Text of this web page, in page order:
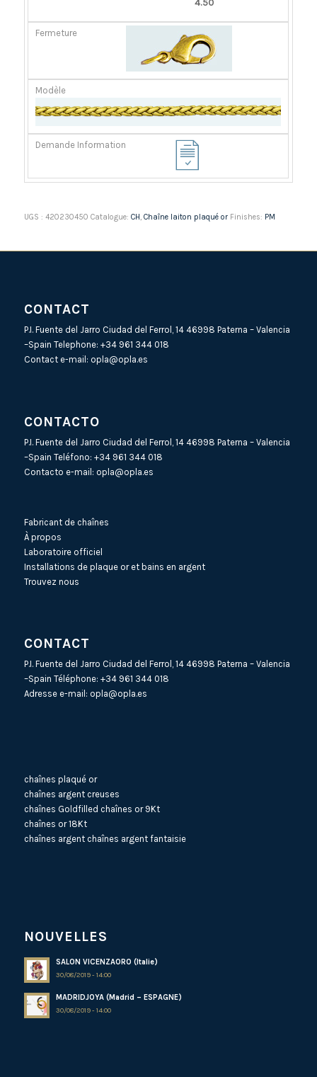
4.50
UGS : 420230450 Catalogue: CH Chaîne laiton plaqué or Finishes: PM
CONTACT
P.I. Fuente del Jarro Ciudad del Ferrol, 14 46998 Paterna – Valencia
–Spain Telephone: +34 961 344 018
Contact e-mail: opla@opla.es
CONTACTO
P.I. Fuente del Jarro Ciudad del Ferrol, 14 46998 Paterna – Valencia
–Spain Teléfono: +34 961 344 018
Contacto e-mail: opla@opla.es
Fabricant de chaînes
À propos
Laboratoire officiel
Installations de plaque or et bains en argent
Trouvez nous
CONTACT
P.I. Fuente del Jarro Ciudad del Ferrol, 14 46998 Paterna – Valencia
–Spain Téléphone: +34 961 344 018
Adresse e-mail: opla@opla.es
chaînes plaqué or
chaînes argent creuses
chaînes Goldfilled chaînes or 9Kt
chaînes or 18Kt
chaînes argent chaînes argent fantaisie
NOUVELLES
SALON VICENZAORO (Italie)
30/08/2019 - 14:00
MADRIDJOYA (Madrid – ESPAGNE)
30/08/2019 - 14:00